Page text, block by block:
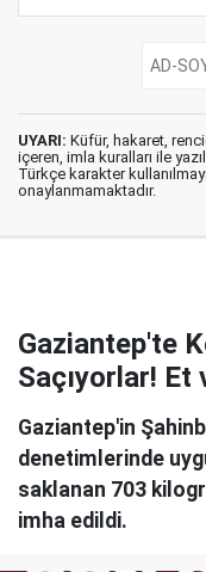
UYARI: Küfür, hakaret,
içeren, imla kuralları ile
Türkçe karakter
onaylanmamaktadır.
Gaziantep'te
Saçıyorlar! Et
Gaziantep'in
denetimlerinde
saklanan 703
imha edildi.